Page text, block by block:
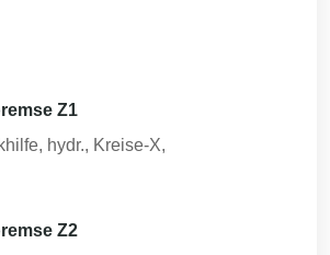
Z1
hydr., Kreise-X,
Z2